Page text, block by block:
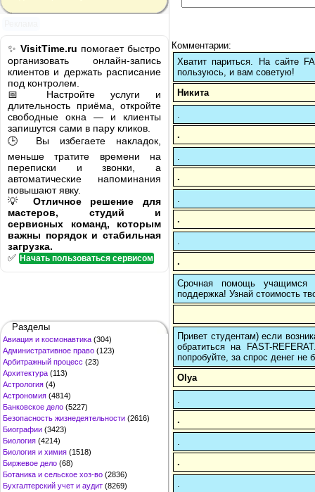
✨ VisitTime.ru помогает быстро
организовать онлайн-запись
клиентов и держать расписание
под контролем.
📅 Настройте услуги и
длительность приёма, откройте
свободные окна — и клиенты
запишутся сами в пару кликов.
🕒 Вы избегаете накладок,
меньше тратите времени на
переписки и звонки, а
автоматические напоминания
повышают явку.
💡 Отличное решение для
мастеров, студий и
сервисных команд, которым
важны порядок и стабильная
загрузка.
✅ Начать пользоваться сервисом
Разделы
Авиация и космонавтика (304)
Административное право (123)
Арбитражный процесс (23)
Архитектура (113)
Астрология (4)
Астрономия (4814)
Банковское дело (5227)
Безопасность жизнедеятельности (2616)
Биографии (3423)
Биология (4214)
Биология и химия (1518)
Биржевое дело (68)
Ботаника и сельское хоз-во (2836)
Бухгалтерский учет и аудит (8269)
Комментарии:
Хватит париться. На сайте
пользуюсь, и вам советую!
Никита
.
.
.
.
Срочная помощь учащимся в
поддержка! Узнай стоимость
Привет студентам) если
обратиться на FAST-
попробуйте, за спрос денег не
Olya
.
.